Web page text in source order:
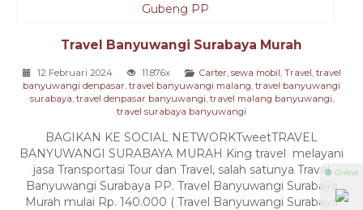
Travel Banyuwangi Surabaya Murah
12 Februari 2024 11.876x Carter sewa mobil Travel travel
banyuwangi denpasar travel banyuwangi malang travel banyuwangi
surabaya travel denpasar banyuwangi travel malang banyuwangi
travel surabaya banyuwangi
BAGIKAN KE SOCIAL NETWORKTweetTRAVEL
BANYUWANGI SURABAYA MURAH King travel melayani
jasa Transportasi Tour dan Travel, salah satunya Travel
Banyuwangi Surabaya PP. Travel Banyuwangi Surabaya
Murah mulai Rp. 140.000 ( Travel Banyuwangi Surabaya
⚫ Online